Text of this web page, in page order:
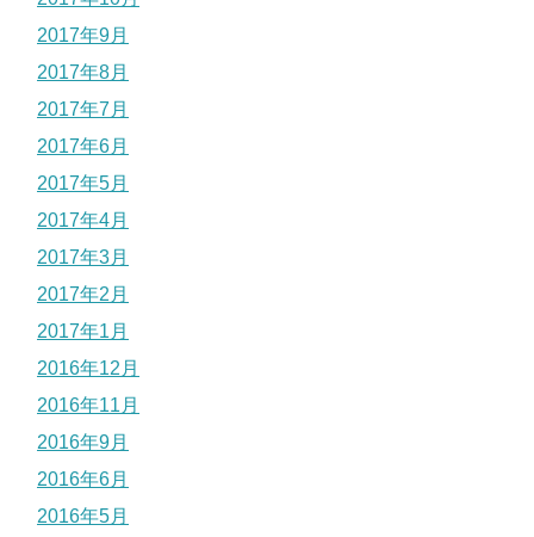
2017年9月
2017年8月
2017年7月
2017年6月
2017年5月
2017年4月
2017年3月
2017年2月
2017年1月
2016年12月
2016年11月
2016年9月
2016年6月
2016年5月